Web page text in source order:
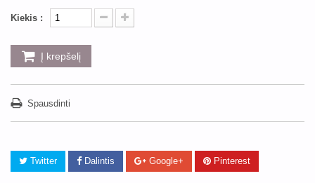
Kiekis :
Į krepšelį
Spausdinti
Twitter Dalintis Google+ Pinterest